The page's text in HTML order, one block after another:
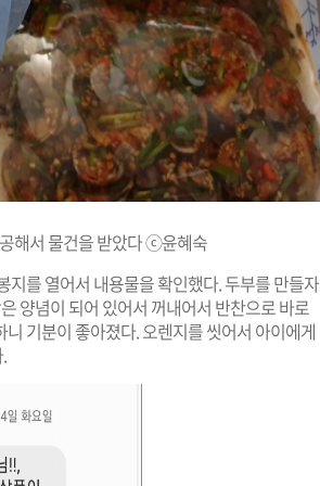
해서 물건을 받았다 ⓒ윤혜숙
지를 열어서 내용물을 확인했다. 두부를 만들자
양념이 되어 있어서 꺼내어서 반찬으로 바로
기분이 좋아졌다. 오렌지를 씻어서 아이에게